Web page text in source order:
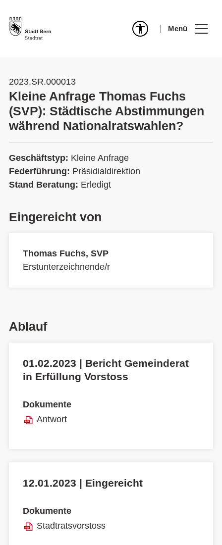
Menü
2023.SR.000013
Kleine Anfrage Thomas Fuchs
(SVP): Städtische Abstimmungen
während Nationalratswahlen?
Geschäftstyp: Kleine Anfrage
Federführung: Präsidialdirektion
Stand Beratung: Erledigt
Eingereicht von
Thomas Fuchs, SVP
Erstunterzeichnende/r
Ablauf
01.02.2023 | Bericht Gemeinderat
in Erfüllung Vorstoss
Dokumente
Antwort
12.01.2023 | Eingereicht
Dokumente
Stadtratsvorstoss